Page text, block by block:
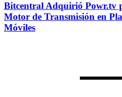
Bitcentral Adquirió Powr.tv
Motor de Transmisión en
Móviles